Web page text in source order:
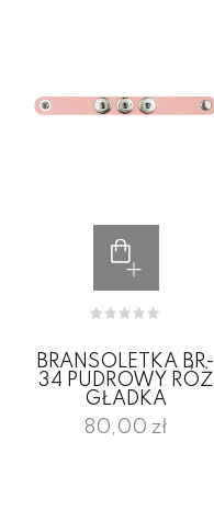
BRANSOLETKA BR-
34 PUDROWY RÓŻ
GŁADKA
80,00 zł